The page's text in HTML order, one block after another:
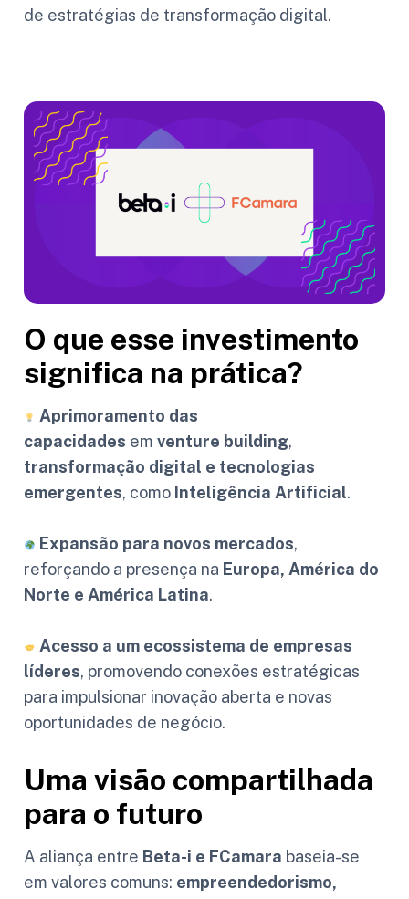
de estratégias de transformação digital.
O que esse investimento
significa na prática?
Aprimoramento das
capacidades em venture building,
transformação digital e tecnologias
emergentes, como Inteligência Artificial.
Expansão para novos mercados,
reforçando a presença na Europa, América do
Norte e América Latina.
Acesso a um ecossistema de empresas
líderes, promovendo conexões estratégicas
para impulsionar inovação aberta e novas
oportunidades de negócio.
Uma visão compartilhada
para o futuro
A aliança entre Beta-i e FCamara baseia-se
em valores comuns: empreendedorismo,